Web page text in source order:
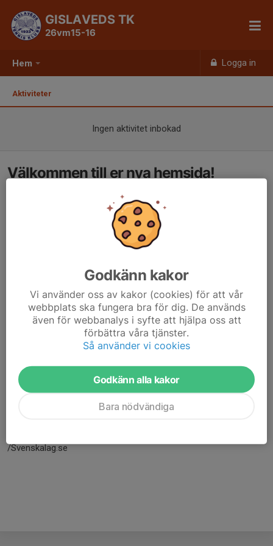
Hem Logga in
GISLAVEDS TK
26vm15-16
Aktiviteter
Ingen aktivitet inbokad
Välkommen till er nya hemsida!
Här hamnar automatiskt de senaste nyheterna på hemsidan. För
att kunna börja administrera hemsidan loggar du in högst upp till
/Svenskalag.se
Godkänn kakor
Vi använder oss av kakor (cookies) för att vår
webbplats ska fungera bra för dig. De används
även för webbanalys i syfte att hjälpa oss att
förbättra våra tjänster.
Så använder vi cookies
Godkänn alla kakor
Bara nödvändiga